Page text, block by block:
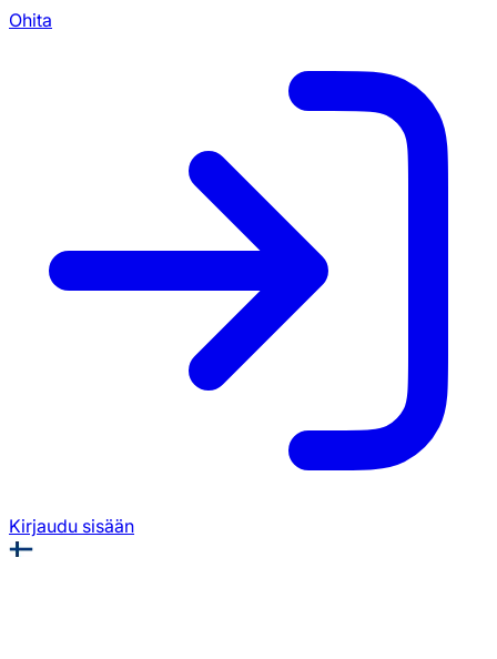
Ohita
Kirjaudu sisään